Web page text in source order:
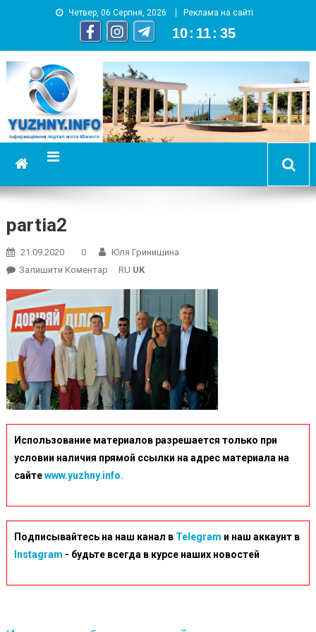
Четвер, 06 Серпня, 2026 Реклама на сайті
10 : 11 : 35
YUZHNY.INFO
информационный портал города Южный
partia2
21.09.2020 0
Юля Гринишина
Залишити КоментарOn RU UK
Использование материалов разрешается только при
условии наличия прямой ссылки на адрес материала на
сайтеwww.yuzhny.info.
Подписывайтесь на наш канал в Telegram и наш аккаунт в
Instagram - будьте всегда в курсе наших новостей